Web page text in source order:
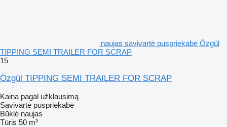
naujas savivartė puspriekabė Özgül
TIPPING SEMI TRAILER FOR SCRAP
15
Özgül TIPPING SEMI TRAILER FOR SCRAP
Kaina pagal užklausimą
Savivartė puspriekabė
Būklė naujas
Tūris 50 m³